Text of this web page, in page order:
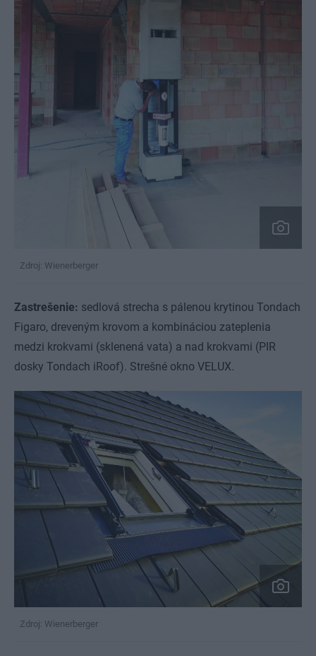
Zdroj: Wienerberger
Zastrešenie: sedlová strecha s pálenou krytinou Tondach
Figaro, dreveným krovom a kombináciou zateplenia
medzi krokvami (sklenená vata) a nad krokvami (PIR
dosky Tondach iRoof). Strešné okno VELUX.
Zdroj: Wienerberger